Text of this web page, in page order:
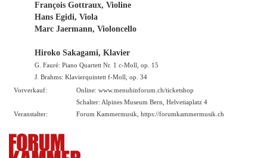
François Gottraux, Violine
Hans Egidi, Viola
Marc Jaermann, Violoncello
Hiroko Sakagami, Klavier
G. Fauré: Piano Quartett Nr. 1 c-Moll, op. 15
J. Brahms: Klavierquintett f-Moll, op. 34
Vorverkauf:
Online: www.menuhinforum.ch/ticketshop
Schalter: Alpines Museum Bern, Helvetiaplatz 4
Veranstalter:
Forum Kammermusik, https://forumkammermusik.ch